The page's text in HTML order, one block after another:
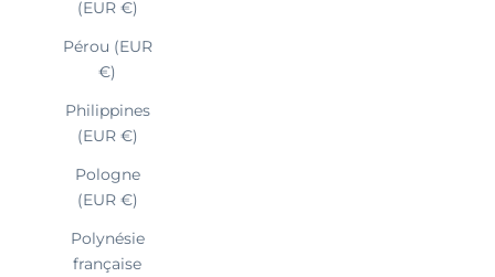
(EUR €)
Pérou (EUR
€)
Philippines
(EUR €)
Pologne
(EUR €)
Polynésie
française